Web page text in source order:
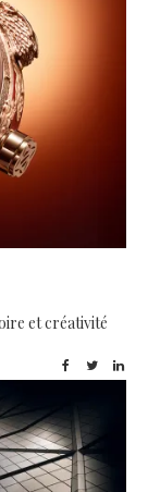
et créativité